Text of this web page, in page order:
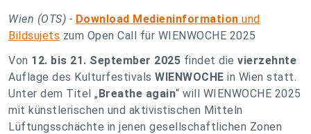
Wien (OTS) - Download Medieninformation und
Bildsujets zum Open Call für WIENWOCHE 2025
Von 12. bis 21. September 2025 findet die vierzehnte
Auflage des Kulturfestivals WIENWOCHE in Wien statt.
Unter dem Titel „Breathe again“ will WIENWOCHE 2025
mit künstlerischen und aktivistischen Mitteln
Lüftungsschächte in jenen gesellschaftlichen Zonen